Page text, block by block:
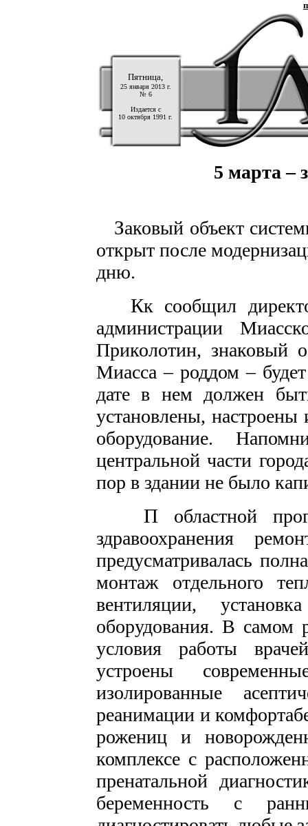
Пятница,
25 января 2013 г.
№ 6
Издается с
10 октября 1991 г.
5 марта –
Заковый объект
открыт после
дню.
Кк сообщил
администрации
Приколотин, знаковый
Миасса – роддом –
дате в нем должен
установлены,
оборудование.
центральной части
пор в здании не было
П областной
здравоохранения
предусматривалась
монтаж отдельного
вентиляции,
оборудования. В самом
условия работы
устроены
изолированные
реанимации и
рожениц и
комплексе с
пренатальной
беременность с